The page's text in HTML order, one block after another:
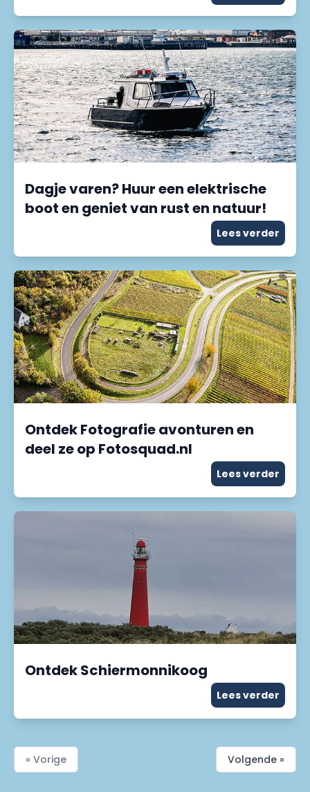
Dagje varen? Huur een elektrische
boot en geniet van rust en natuur!
Lees verder
Ontdek Fotografie avonturen en
deel ze op Fotosquad.nl
Lees verder
Ontdek Schiermonnikoog
Lees verder
« Vorige Volgende »